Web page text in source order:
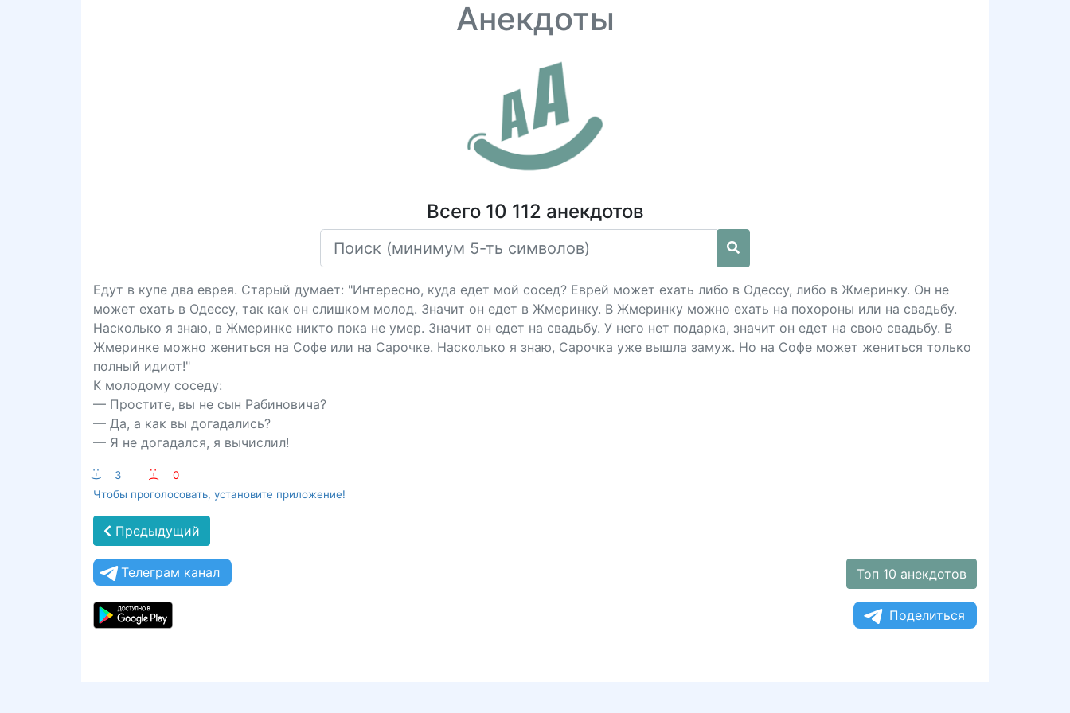
Анекдоты
Всего 10 112 анекдотов
Едут в купе два еврея. Старый думает: "Интересно, куда едет мой сосед? Еврей может ехать либо в Одессу, либо в Жмеринку. Он не
может ехать в Одессу, так как он слишком молод. Значит он едет в Жмеринку. В Жмеринку можно ехать на похороны или на свадьбу.
Насколько я знаю, в Жмеринке никто пока не умер. Значит он едет на свадьбу. У него нет подарка, значит он едет на свою свадьбу. В
Жмеринке можно жениться на Софе или на Сарочке. Насколько я знаю, Сарочка уже вышла замуж. Но на Софе может жениться только
полный идиот!"
К молодому соседу:
— Простите, вы не сын Рабиновича?
— Да, а как вы догадались?
— Я не догадался, я вычислил!
:-) 3 :-(
0
Чтобы проголосовать, установите приложение!
Предыдущий
Телеграм канал Топ 10 анекдотов
Поделиться